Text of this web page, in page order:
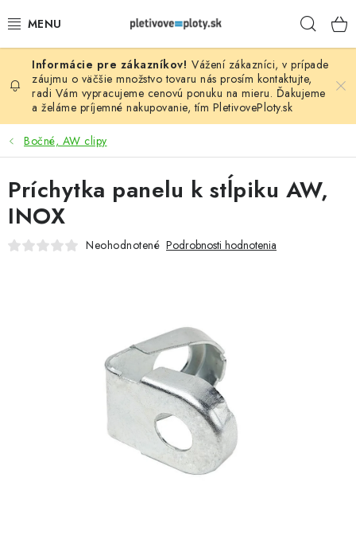
na
PLOTOVÉ PANELY
PLETIVO
STĹPIKY
PODHRABOVÉ DOSKY
VYVÝŠENÉ ZÁHONY
BETÓNOVÉ PLOTY
Vážení zákazníci, v prípade
záujmu o väčšie množstvo tovaru nás prosím kontaktujte,
radi Vám vypracujeme cenovú ponuku na mieru. Ďakujeme
a želáme príjemné nakupovanie, tím PletivovePloty.sk
Bočné, AW clipy
Príchytka panelu k stĺpiku AW,
INOX
Neohodnotené Podrobnosti hodnotenia